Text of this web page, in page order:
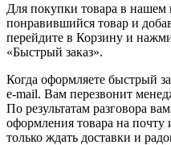
Для покупки товара в нашем
понравившийся товар и
перейдите в Корзину и
«Быстрый заказ».
Когда оформляете быстрый
e-mail. Вам перезвонит
По результатам разговора
оформления товара на
только ждать доставки и